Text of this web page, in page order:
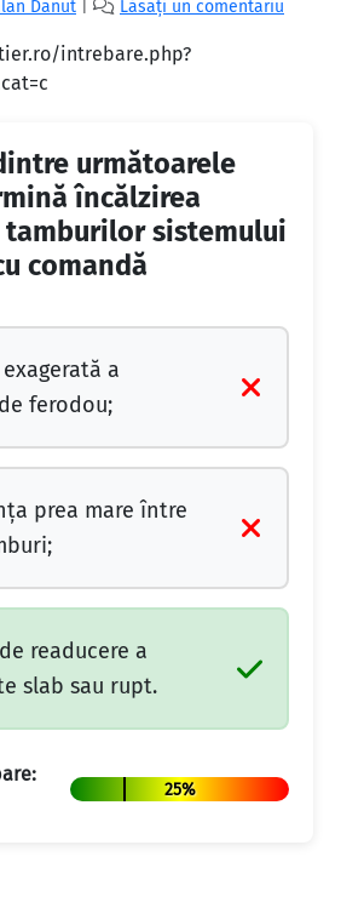
Danut Lăsați un comentariu
intrebare.php?
următoarele
încălzirea
tamburilor sistemului
comandă
a
ferodou;
prea mare între
readucere a
slab sau rupt.
25%